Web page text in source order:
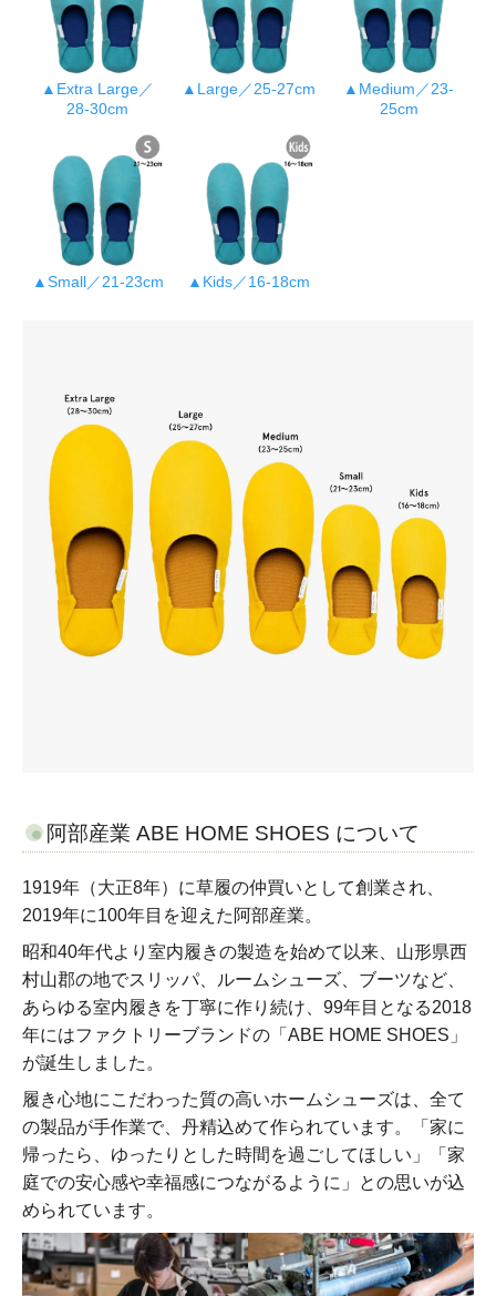
▲Extra Large／
28-30cm
▲Large／25-27cm
▲Medium／23-
25cm
▲Small／21-23cm ▲Kids／16-18cm
阿部産業 ABE HOME SHOES について
1919年（大正8年）に草履の仲買いとして創業され、
2019年に100年目を迎えた阿部産業。
昭和40年代より室内履きの製造を始めて以来、山形県西
村山郡の地でスリッパ、ルームシューズ、ブーツなど、
あらゆる室内履きを丁寧に作り続け、99年目となる2018
年にはファクトリーブランドの「ABE HOME SHOES」
が誕生しました。
履き心地にこだわった質の高いホームシューズは、全て
の製品が手作業で、丹精込めて作られています。「家に
帰ったら、ゆったりとした時間を過ごしてほしい」「家
庭での安心感や幸福感につながるように」との思いが込
められています。